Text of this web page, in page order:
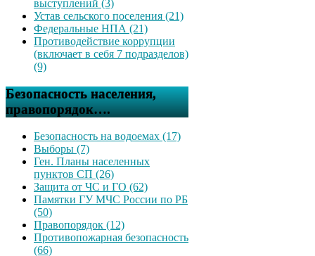
выступлений (3)
Устав сельского поселения (21)
Федеральные НПА (21)
Противодействие коррупции
(включает в себя 7 подразделов)
(9)
Безопасность населения,
правопорядок….
Безопасность на водоемах (17)
Выборы (7)
Ген. Планы населенных
пунктов СП (26)
Защита от ЧС и ГО (62)
Памятки ГУ МЧС России по РБ
(50)
Правопорядок (12)
Противопожарная безопасность
(66)